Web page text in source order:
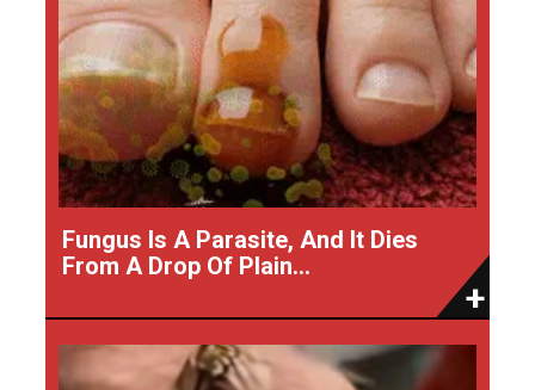
Fungus Is A Parasite, And It Dies
From A Drop Of Plain...